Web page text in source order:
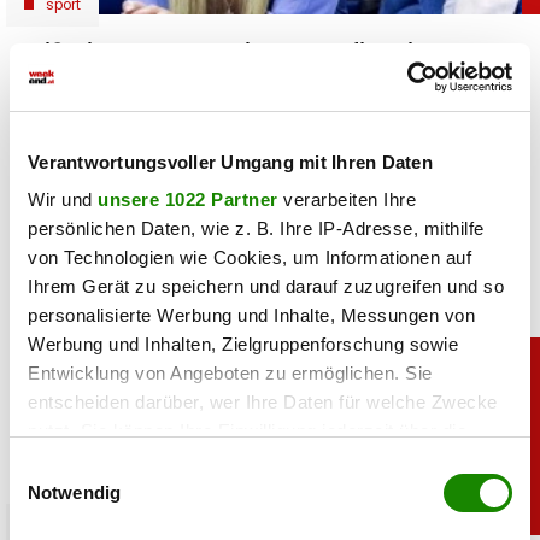
Verantwortungsvoller Umgang mit Ihren Daten
Wir und unsere 1022 Partner verarbeiten Ihre
persönlichen Daten, wie z. B. Ihre IP-Adresse, mithilfe
von Technologien wie Cookies, um Informationen auf
Ihrem Gerät zu speichern und darauf zuzugreifen und so
personalisierte Werbung und Inhalte, Messungen von
Werbung und Inhalten, Zielgruppenforschung sowie
Entwicklung von Angeboten zu ermöglichen. Sie
entscheiden darüber, wer Ihre Daten für welche Zwecke
Trigger Symbol ändern oder widerrufen
Notwendig
sport
Heiß: Lindsey Vonn zeigt Traumfigur im Urlaub
06.08.2026 UM 09:28,JOVANA BOROJEVIC
roten Bikini zeigt die Ski-Legende ihre Traumfigur und
genießt entspannte Stunden am Meer.